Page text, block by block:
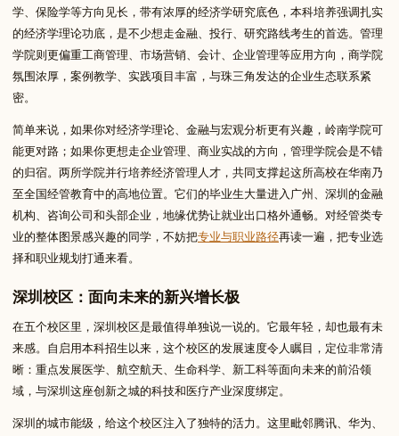
学、保险学等方向见长，带有浓厚的经济学研究底色，本科培养强调扎实
的经济学理论功底，是不少想走金融、投行、研究路线考生的首选。管理
学院则更偏重工商管理、市场营销、会计、企业管理等应用方向，商学院
氛围浓厚，案例教学、实践项目丰富，与珠三角发达的企业生态联系紧
密。
简单来说，如果你对经济学理论、金融与宏观分析更有兴趣，岭南学院可
能更对路；如果你更想走企业管理、商业实战的方向，管理学院会是不错
的归宿。两所学院并行培养经济管理人才，共同支撑起这所高校在华南乃
至全国经管教育中的高地位置。它们的毕业生大量进入广州、深圳的金融
机构、咨询公司和头部企业，地缘优势让就业出口格外通畅。对经管类专
业的整体图景感兴趣的同学，不妨把专业与职业路径再读一遍，把专业选
择和职业规划打通来看。
深圳校区：面向未来的新兴增长极
在五个校区里，深圳校区是最值得单独说一说的。它最年轻，却也最有未
来感。自启用本科招生以来，这个校区的发展速度令人瞩目，定位非常清
晰：重点发展医学、航空航天、生命科学、新工科等面向未来的前沿领
域，与深圳这座创新之城的科技和医疗产业深度绑定。
深圳的城市能级，给这个校区注入了独特的活力。这里毗邻腾讯、华为、